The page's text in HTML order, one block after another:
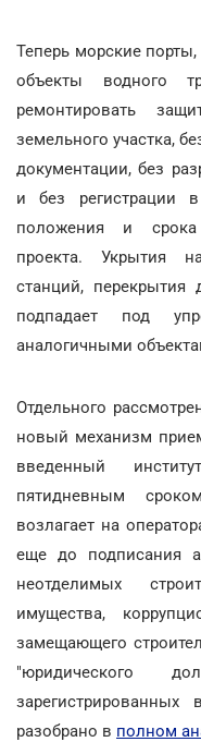
Теперь морские
объекты водного
ремонтировать
земельного участка,
документации, без
и без регистрации
положения и срока
проекта. Укрытия
станций, перекрытия
подпадает под
аналогичными
Отдельного
новый механизм
введенный
пятидневным
возлагает на
еще до подписания
неотделимых
имущества,
замещающего
"юридического
разобрано в полном